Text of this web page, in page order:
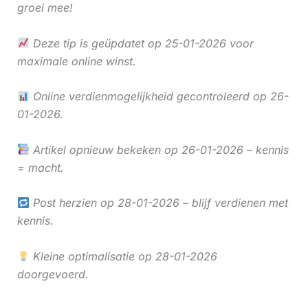
groei mee!
Deze tip is geüpdatet op 25-01-2026 voor
maximale online winst.
Online verdienmogelijkheid gecontroleerd op 26-
01-2026.
Artikel opnieuw bekeken op 26-01-2026 – kennis
= macht.
Post herzien op 28-01-2026 – blijf verdienen met
kennis.
Kleine optimalisatie op 28-01-2026
doorgevoerd.